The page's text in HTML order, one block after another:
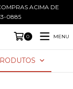
ACIMA DE
0885
0 MENU